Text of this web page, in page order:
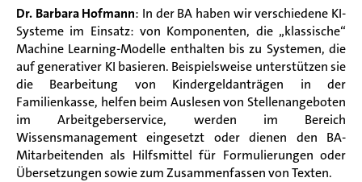
Dr. Barbara Hofmann: In der BA haben wir verschiedene KI-
Systeme im Einsatz: von Komponenten, die „klassische“
Machine Learning-Modelle enthalten bis zu Systemen, die
auf generativer KI basieren. Beispielsweise unterstützen sie
die Bearbeitung von Kindergeldanträgen in der
Familienkasse, helfen beim Auslesen von Stellenangeboten
im Arbeitgeberservice, werden im Bereich
Wissensmanagement eingesetzt oder dienen den BA-
Mitarbeitenden als Hilfsmittel für Formulierungen oder
Übersetzungen sowie zum Zusammenfassen von Texten.